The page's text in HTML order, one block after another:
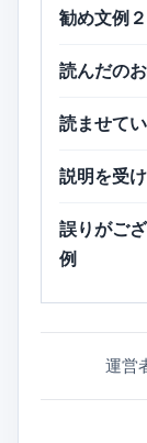
勧め文例
読んだの
読ませて
説明を受
誤りがご
例
運営